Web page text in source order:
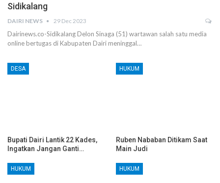
Sidikalang
DAIRI NEWS 29 Dec 2023
Dairinews.co-Sidikalang Delon Sinaga (51) wartawan salah satu media
online bertugas di Kabupaten Dairi meninggal…
DESA
Bupati Dairi Lantik 22 Kades,
Ingatkan Jangan Ganti…
HUKUM
Ruben Nababan Ditikam Saat
Main Judi
HUKUM HUKUM